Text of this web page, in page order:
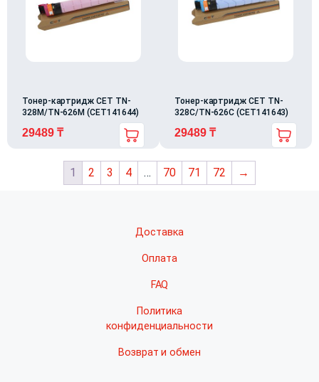
Тонер-картридж CET TN-
328M/TN-626M (CET141644)
29489 ₸
Тонер-картридж CET TN-
328C/TN-626C (CET141643)
29489 ₸
1 2 3 4 … 70 71 72 →
Доставка
Оплата
FAQ
Политика
конфиденциальности
Возврат и обмен